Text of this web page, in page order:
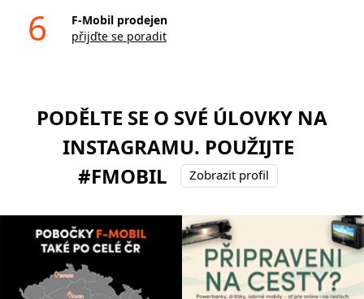
6
F-Mobil prodejen
přijďte se poradit
PODĚLTE SE O SVÉ ÚLOVKY NA
INSTAGRAMU. POUŽIJTE
#FMOBIL
Zobrazit profil